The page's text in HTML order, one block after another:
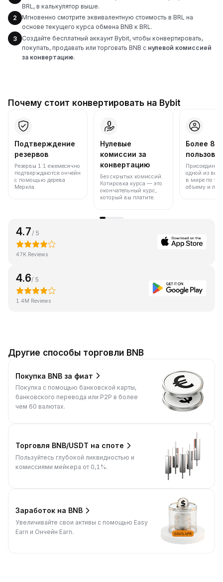
BRL, в калькулятор выше.
2
Мгновенно смотрите эквивалентную стоимость в BRL на
основе текущего курса обмена BNB к BRL.
3
Создайте бесплатный аккаунт Bybit, чтобы конвертировать,
покупать, продавать или торговать BNB с нулевой комиссией
за конвертацию.
Почему стоит конвертировать на Bybit
Подтверждение
резервов
Резервы 1:1 ежемесячно
подтверждаются ончейн
с помощью дерева
Меркла.
Нулевые
комиссии за
конвертацию
Без скрытых комиссий.
Котировка курса — это
окончательный курс,
который вы платите.
Более 86
одной из
в мире по
объему и
4.7 / 5
47K Reviews
4.6/ 5
1.4M Reviews
Другие способы торговли BNB
Покупка BNB за фиат
Покупка с помощью банковской карты,
банковского перевода или P2P в более
чем 60 валютах.
Торговля BNB/USDT на споте
Пользуйтесь глубокой ликвидностью и
комиссиями мейкера от 0,1%.
Заработок на BNB
Увеличивайте свои активы с помощью Easy
Earn и Ончейн Earn.